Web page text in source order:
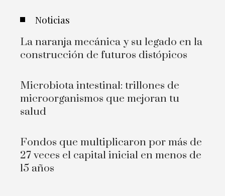
Noticias
La naranja mecánica y su legado en la
construcción de futuros distópicos
Microbiota intestinal: trillones de
microorganismos que mejoran tu
salud
Fondos que multiplicaron por más de
27 veces el capital inicial en menos de
15 años